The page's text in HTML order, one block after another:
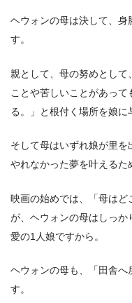
ヘウォンの母は決して、
す。
親として、母の努めとし
ことや苦しいことがあっ
る。」と根付く場所を娘に
そして母はいずれ娘が里
やれなかった夢を叶えるた
映画の始めでは、「母はど
が、ヘウォンの母はしっ
愛の1人娘ですから。
ヘウォンの母も、「田舎
す。